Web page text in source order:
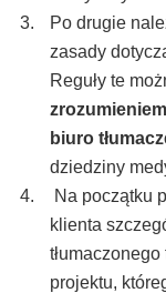
Po drugie
zasady
Reguły te
biuro
dziedziny
Na początku
klienta
projektu,